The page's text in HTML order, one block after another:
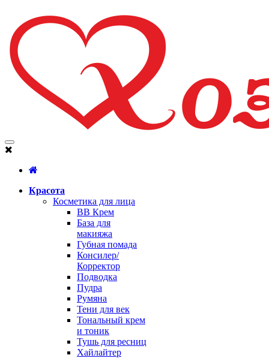
Красота
Косметика для лица
BB Крем
База для
макияжа
Губная помада
Консилер/
Корректор
Подводка
Пудра
Румяна
Тени для век
Тональный крем
и тоник
Тушь для ресниц
Хайлайтер